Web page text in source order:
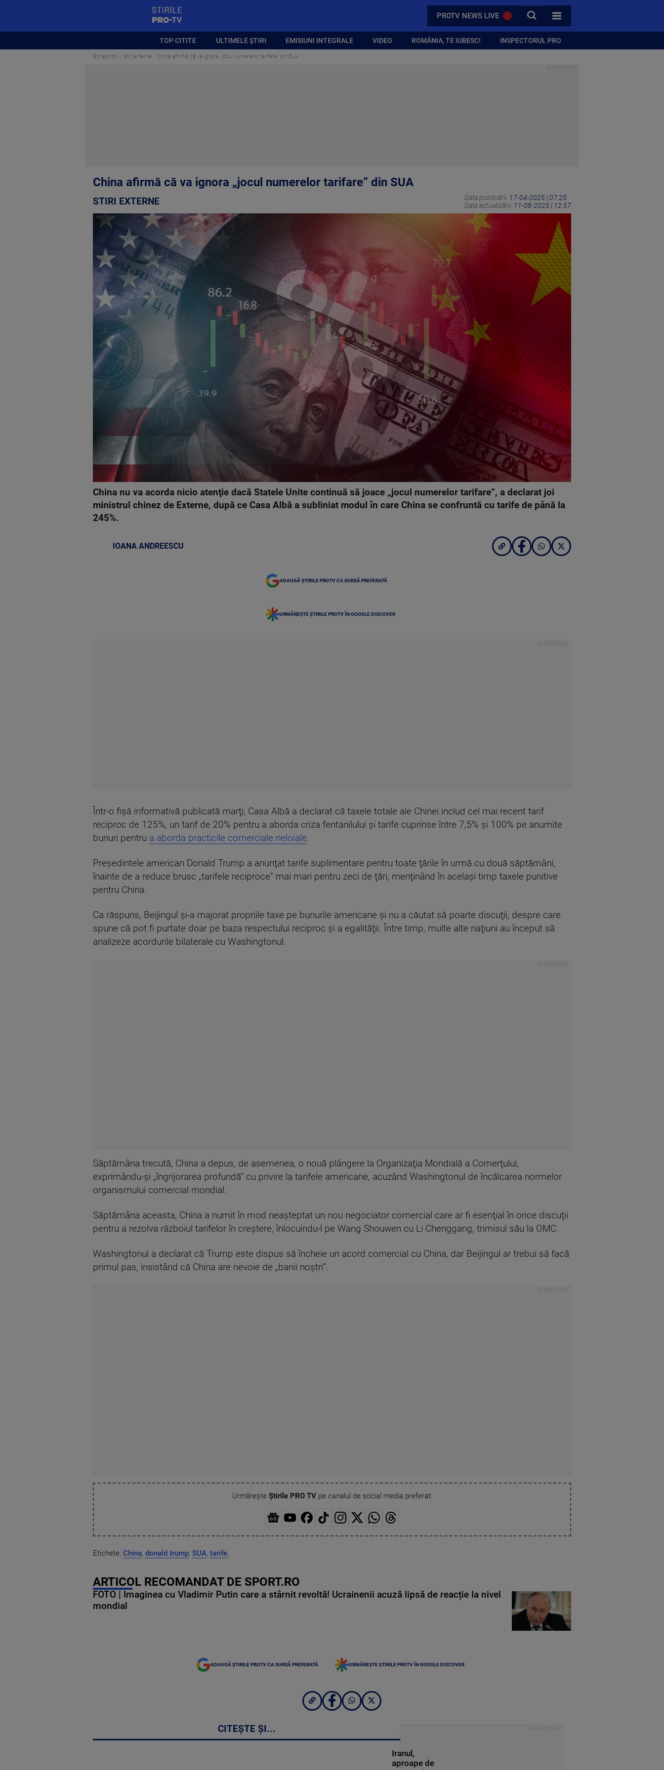
PROTV NEWS LIVE CAUTA
TOATE CATEGORIILE
TOP CITITE ULTIMELE ȘTIRI EMISIUNI INTEGRALE VIDEO ROMÂNIA, TE IUBESC! INSPECTORUL PRO
Stirileprotv Stiri externe China afirmă că va ignora „jocul numerelor tarifare” din SUA
China afirmă că va ignora „jocul numerelor tarifare” din SUA
STIRI EXTERNE Data publicării: 17-04-2025 | 07:25
Data actualizării: 11-08-2025 | 12:57
China nu va acorda nicio atenţie dacă Statele Unite continuă să joace „jocul numerelor tarifare”, a declarat joi
ministrul chinez de Externe, după ce Casa Albă a subliniat modul în care China se confruntă cu tarife de până la
245%.
IOANA ANDREESCU
ADAUGĂ ȘTIRILE PROTV CA SURSĂ PREFERATĂ
URMĂREȘTE ȘTIRILE PROTV ÎN GOOGLE DISCOVER
Într-o fişă informativă publicată marţi, Casa Albă a declarat că taxele totale ale Chinei includ cel mai recent tarif
reciproc de 125%, un tarif de 20% pentru a aborda criza fentanilului şi tarife cuprinse între 7,5% şi 100% pe anumite
bunuri pentru a aborda practicile comerciale neloiale.
Preşedintele american Donald Trump a anunţat tarife suplimentare pentru toate ţările în urmă cu două săptămâni,
înainte de a reduce brusc „tarifele reciproce” mai mari pentru zeci de ţări, menţinând în acelaşi timp taxele punitive
pentru China.
Ca răspuns, Beijingul şi-a majorat propriile taxe pe bunurile americane şi nu a căutat să poarte discuţii, despre care
spune că pot fi purtate doar pe baza respectului reciproc şi a egalităţii. Între timp, multe alte naţiuni au început să
analizeze acordurile bilaterale cu Washingtonul.
Săptămâna trecută, China a depus, de asemenea, o nouă plângere la Organizaţia Mondială a Comerţului,
exprimându-şi „îngrijorarea profundă” cu privire la tarifele americane, acuzând Washingtonul de încălcarea normelor
organismului comercial mondial.
Săptămâna aceasta, China a numit în mod neaşteptat un nou negociator comercial care ar fi esenţial în orice discuţii
pentru a rezolva războiul tarifelor în creştere, înlocuindu-l pe Wang Shouwen cu Li Chenggang, trimisul său la OMC.
Washingtonul a declarat că Trump este dispus să încheie un acord comercial cu China, dar Beijingul ar trebui să facă
primul pas, insistând că China are nevoie de „banii noştri”.
Urmărește Știrile PRO TVpe canalul de social media preferat:
Etichete: China, donald trump, SUA, tarife,
ARTICOL RECOMANDAT DE SPORT.RO
FOTO | Imaginea cu Vladimir Putin care a stârnit revoltă! Ucrainenii acuză lipsă de reacție la nivel
mondial
ADAUGĂ ȘTIRILE PROTV CA SURSĂ PREFERATĂ URMĂREȘTE ȘTIRILE PROTV ÎN GOOGLE DISCOVER
CITEȘTE ȘI...
Iranul,
aproape de